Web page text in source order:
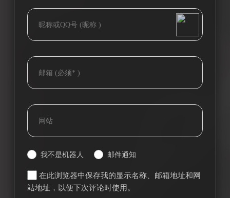
Tieba
我不是机器人 邮件通知
在此浏览器中保存我的显示名称、邮箱地址和网
站地址，以便下次评论时使用。